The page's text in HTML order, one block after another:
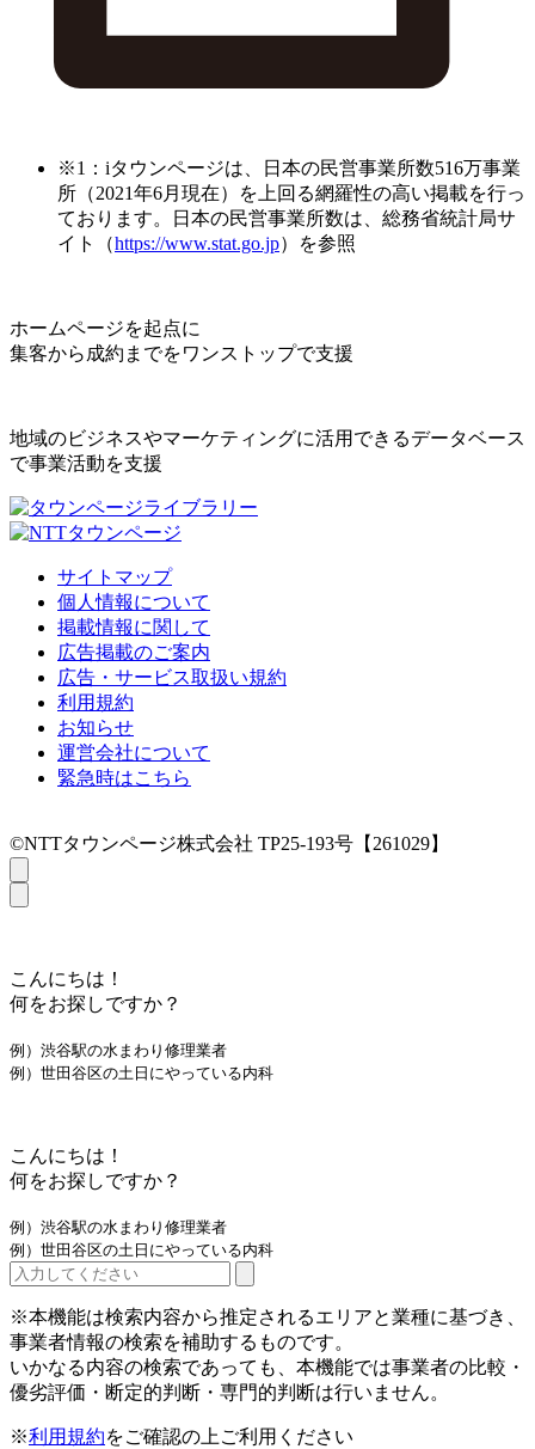
※1：iタウンページは、日本の民営事業所数516万事業
所（2021年6月現在）を上回る網羅性の高い掲載を行っ
ております。日本の民営事業所数は、総務省統計局サ
イト（https://www.stat.go.jp）を参照
ホームページを起点に
集客から成約までをワンストップで支援
地域のビジネスやマーケティングに活用できるデータベース
で事業活動を支援
サイトマップ
個人情報について
掲載情報に関して
広告掲載のご案内
広告・サービス取扱い規約
利用規約
お知らせ
運営会社について
緊急時はこちら
©NTTタウンページ株式会社 TP25-193号【261029】
こんにちは！
何をお探しですか？
例）渋谷駅の水まわり修理業者
例）世田谷区の土日にやっている内科
こんにちは！
何をお探しですか？
例）渋谷駅の水まわり修理業者
例）世田谷区の土日にやっている内科
※本機能は検索内容から推定されるエリアと業種に基づき、
事業者情報の検索を補助するものです。
いかなる内容の検索であっても、本機能では事業者の比較・
優劣評価・断定的判断・専門的判断は行いません。
※利用規約をご確認の上ご利用ください